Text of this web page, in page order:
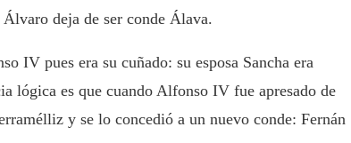
deja de ser conde Álava.
IV pues era su cuñado: su esposa Sancha era
lógica es que cuando Alfonso IV fue apresado de
y se lo concedió a un nuevo conde: Fernán